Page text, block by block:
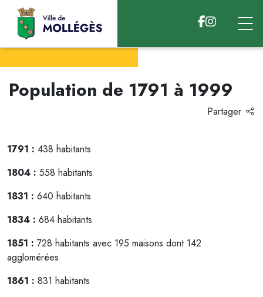
Accéder au contenu
Population de 1791 à 1999
Partager
1791 : 438 habitants
1804 : 558 habitants
1831 : 640 habitants
1834 : 684 habitants
1851 : 728 habitants avec 195 maisons dont 142
agglomérées
1861 : 831 habitants